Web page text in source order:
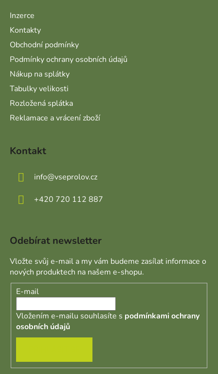
Inzerce
Kontakty
Obchodní podmínky
Podmínky ochrany osobních údajů
Nákup na splátky
Tabulky velikosti
Rozložená splátka
Reklamace a vrácení zboží
Kontakt
info@vseprolov.cz
+420 720 112 887
Odebírat newsletter
Vložte svůj e-mail a my vám budeme zasílat informace o
nových produktech na našem e-shopu.
E-mail
Vložením e-mailu souhlasíte s podmínkami ochrany
osobních údajů